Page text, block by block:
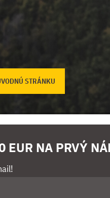
STRÁNKU
EUR NA PRVÝ